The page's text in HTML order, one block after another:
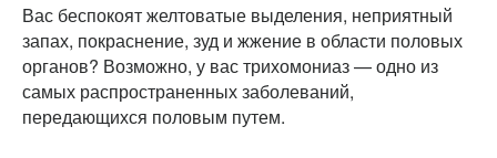
Вас беспокоят желтоватые выделения, неприятный
запах, покраснение, зуд и жжение в области половых
органов? Возможно, у вас трихомониаз — одно из
самых распространенных заболеваний,
передающихся половым путем.